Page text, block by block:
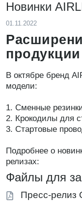
Новинки
01.11.2022
В октябре бренд
модели:
1. Сменные
2. Крокодилы для
3. Стартовые
Подробнее о
релизах:
Файлы для
Пресс-релиз